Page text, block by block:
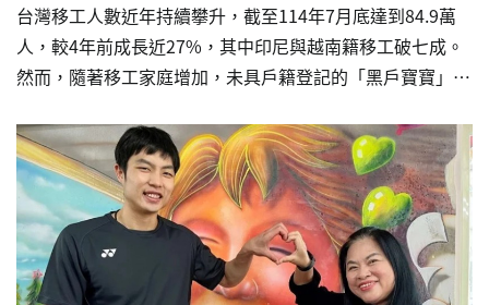
台灣移工人數近年持續攀升，截至114年7月底達到84.9萬
人，較4年前成長近27%，其中印尼與越南籍移工破七成。
然而，隨著移工家庭增加，未具戶籍登記的「黑戶寶寶」問
臨極大挑戰，甚至曾因延誤就醫險些喪命。長期投入非本國
籍孩童照護的關愛之家呼籲社會正視此議題，並舉辦「給
『移』樣的孩子 一樣的愛」特展，邀請大眾了解黑戶寶寶
的處境，進而給予更多關懷與支持。台灣移工人數逼近85
萬！4年成長近27%，創歷史新高在台「黑戶寶寶」困境恐
成社會隱憂根據勞動部最新調查統計指出，截至114年7月